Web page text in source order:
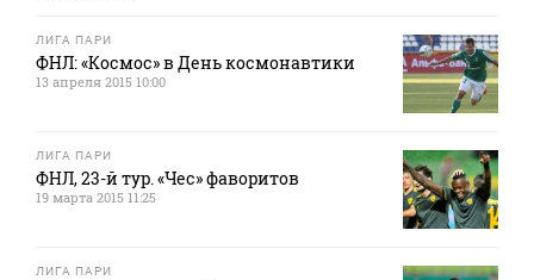
ЛИГА ПАРИ
ФНЛ: «Космос» в День космонавтики
13 апреля 2015 10:00
ЛИГА ПАРИ
ФНЛ, 23-й тур. «Чес» фаворитов
19 марта 2015 11:25
ЛИГА ПАРИ